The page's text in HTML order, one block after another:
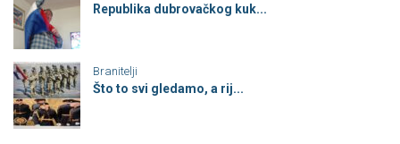
Republika dubrovačkog kuk...
Branitelji
Što to svi gledamo, a rij...